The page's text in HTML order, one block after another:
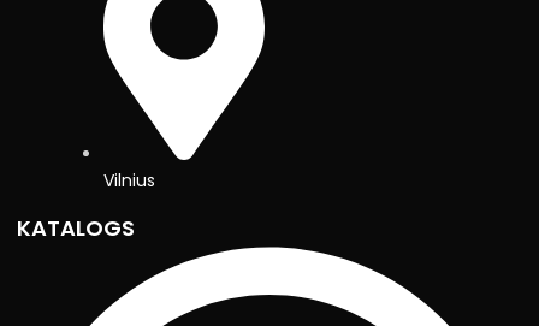
Vilnius
KATALOGS